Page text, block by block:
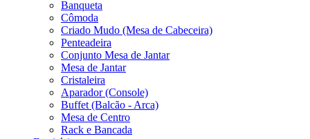
Banqueta
Cômoda
Criado Mudo (Mesa de Cabeceira)
Penteadeira
Conjunto Mesa de Jantar
Mesa de Jantar
Cristaleira
Aparador (Console)
Buffet (Balcão - Arca)
Mesa de Centro
Rack e Bancada